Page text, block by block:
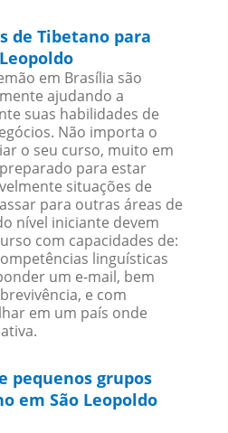
de Tibetano para
em Brasília são
ajudando a
suas habilidades de
Não importa o
o seu curso, muito em
para estar
situações de
para outras áreas de
nível iniciante devem
com capacidades de:
linguísticas
um e-mail, bem
e com
em um país onde
pequenos grupos
em São Leopoldo